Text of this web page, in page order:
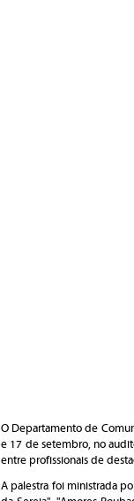
O Departamento de
e 17 de setembro, no
entre profissionais de
A palestra foi ministrada